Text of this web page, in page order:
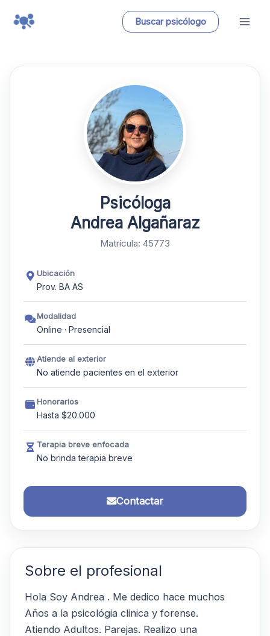
Buscar psicólogo
Psicóloga
Andrea Algañaraz
Matrícula: 45773
Ubicación
Prov. BA AS
Modalidad
Online · Presencial
Atiende al exterior
No atiende pacientes en el exterior
Honorarios
Hasta $20.000
Terapia breve enfocada
No brinda terapia breve
Contactar
Sobre el profesional
Hola Soy Andrea . Me dedico hace muchos
Años a la psicológia clinica y forense.
Atiendo Adultos. Parejas. Realizo una